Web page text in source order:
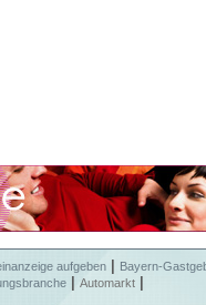
aufgeben
Bayern-
Automarkt